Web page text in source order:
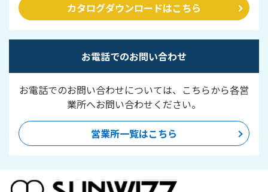
カタログダウンロードはこちら
お電話でのお問い合わせ
お電話でのお問い合わせについては、こちらから各営
業所へお問い合わせください。
営業所一覧はこちら